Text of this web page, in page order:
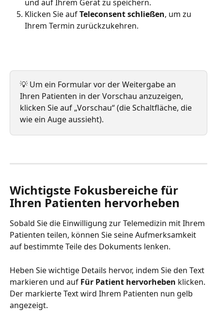
und auf Ihrem Gerät zu speichern.
Klicken Sie auf Teleconsent schließen, um zu
Ihrem Termin zurückzukehren.
💡 Um ein Formular vor der Weitergabe an
Ihren Patienten in der Vorschau anzuzeigen,
klicken Sie auf „Vorschau“ (die Schaltfläche, die
wie ein Auge aussieht).
Wichtigste Fokusbereiche für
Ihren Patienten hervorheben
Sobald Sie die Einwilligung zur Telemedizin mit Ihrem
Patienten teilen, können Sie seine Aufmerksamkeit
auf bestimmte Teile des Dokuments lenken.
Heben Sie wichtige Details hervor, indem Sie den Text
markieren und auf Für Patient hervorheben klicken.
Der markierte Text wird Ihrem Patienten nun gelb
angezeigt.